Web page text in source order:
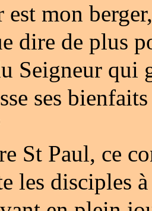
est mon
dire de plus
Seigneur qui
ses
St Paul, ce
les disciples